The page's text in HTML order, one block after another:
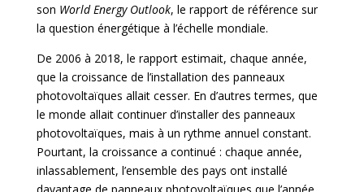
son World Energy Outlook, le rapport de référence sur
la question énergétique à l’échelle mondiale.
De 2006 à 2018, le rapport estimait, chaque année,
que la croissance de l’installation des panneaux
photovoltaïques allait cesser. En d’autres termes, que
le monde allait continuer d’installer des panneaux
photovoltaïques, mais à un rythme annuel constant.
Pourtant, la croissance a continué : chaque année,
inlassablement, l’ensemble des pays ont installé